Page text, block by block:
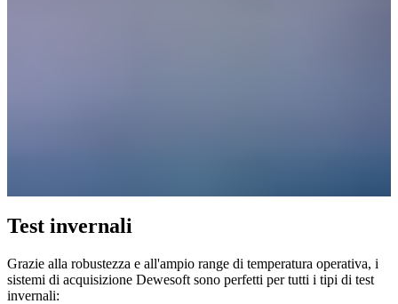
Test invernali
Grazie alla robustezza e all'ampio range di temperatura operativa, i
sistemi di acquisizione Dewesoft sono perfetti per tutti i tipi di test
invernali: